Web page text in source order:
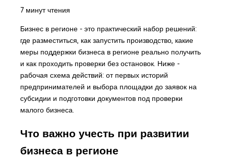
7 минут чтения
Бизнес в регионе - это практический набор решений:
где разместиться, как запустить производство, какие
меры поддержки бизнеса в регионе реально получить
и как проходить проверки без остановок. Ниже -
рабочая схема действий: от первых историй
предпринимателей и выбора площадки до заявок на
субсидии и подготовки документов под проверки
малого бизнеса.
Что важно учесть при развитии
бизнеса в регионе